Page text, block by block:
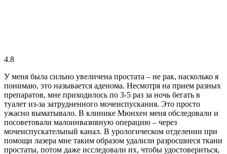
4.8
У меня была сильно увеличена простата – не рак, насколько я
понимаю, это называется аденома. Несмотря на прием разных
препаратов, мне приходилось по 3-5 раз за ночь бегать в
туалет из-за затрудненного мочеиспускания. Это просто
ужасно выматывало. В клинике Мюнхен меня обследовали и
посоветовали малоинвазивную операцию – через
мочеиспускательный канал. В урологическом отделении при
помощи лазера мне таким образом удалили разросшиеся ткани
простаты, потом даже исследовали их, чтобы удостовериться,